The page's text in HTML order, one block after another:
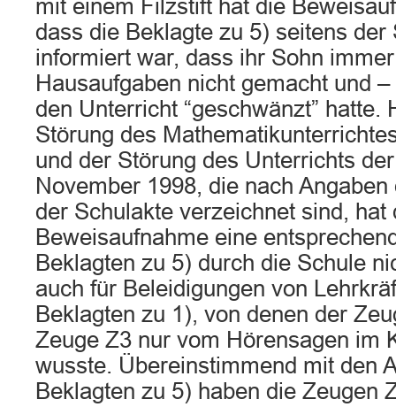
mit einem Filzstift hat die
dass die Beklagte zu 5) seitens der
informiert war, dass ihr Sohn
Hausaufgaben nicht gemacht und
den Unterricht “geschwänzt” hatte.
Störung des
und der Störung des Unterrichts
November 1998, die nach
der Schulakte verzeichnet sind, hat
Beweisaufnahme eine
Beklagten zu 5) durch die Schule
auch für Beleidigungen von
Beklagten zu 1), von denen der
Zeuge Z3 nur vom Hörensagen im
wusste. Übereinstimmend mit den
Beklagten zu 5) haben die Zeugen